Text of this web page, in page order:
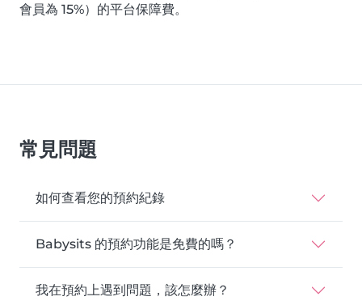
會員為 15%）的平台保障費。
常見問題
如何查看您的預約紀錄
Babysits 的預約功能是免費的嗎？
我在預約上遇到問題，該怎麼辦？